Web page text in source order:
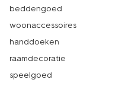
beddengoed
woonaccessoires
handdoeken
raamdecoratie
speelgoed